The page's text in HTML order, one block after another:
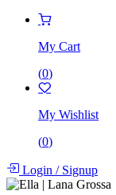
My Cart
(0)
My Wishlist
(0)
Login /Signup